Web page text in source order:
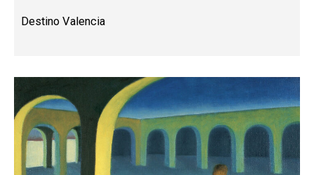
Destino Valencia